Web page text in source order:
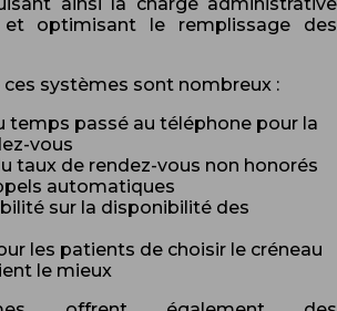
ainsi la charge administrative
optimisant le remplissage des
ces systèmes sont nombreux :
temps passé au téléphone pour la
vous
taux de rendez-vous non honorés
automatiques
sur la disponibilité des
les patients de choisir le créneau
le mieux